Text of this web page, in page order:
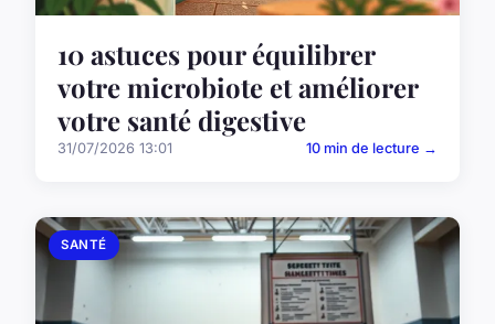
10 astuces pour équilibrer
votre microbiote et améliorer
votre santé digestive
31/07/2026 13:01 10 min de lecture →
SANTÉ